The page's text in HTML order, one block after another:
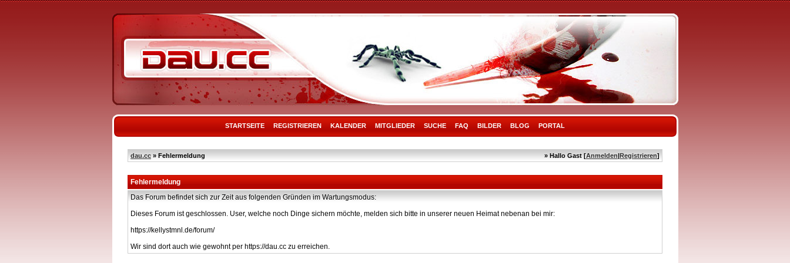
STARTSEITE REGISTRIEREN KALENDER MITGLIEDER SUCHE FAQ BILDER BLOG PORTAL
dau.cc » Fehlermeldung » Hallo Gast [Anmelden|Registrieren]
Fehlermeldung
Das Forum befindet sich zur Zeit aus folgenden Gründen im Wartungsmodus:
Dieses Forum ist geschlossen. User, welche noch Dinge sichern möchte, melden sich bitte in unserer neuen Heimat nebenan bei mir:
https://kellystmnl.de/forum/
Wir sind dort auch wie gewohnt per https://dau.cc zu erreichen.